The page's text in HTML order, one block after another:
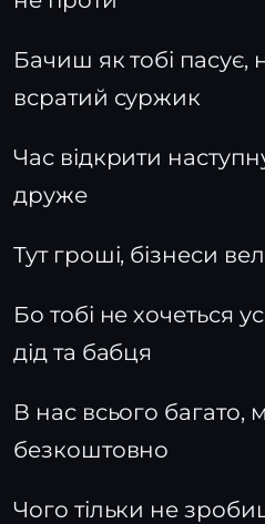
Бачиш як тобі пасує,
всратий суржик
Час відкрити
друже
Тут гроші, бізнеси
Бо тобі не хочеться
дід та бабця
В нас всього багато,
безкоштовно
Чого тільки не